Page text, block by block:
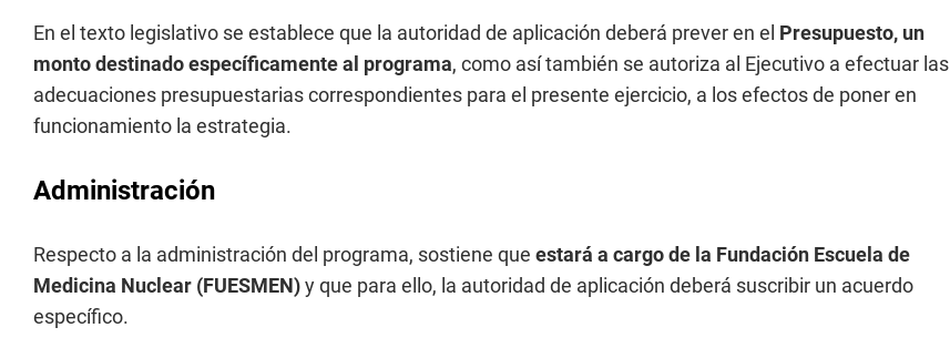
En el texto legislativo se establece que la autoridad de aplicación deberá prever en el Presupuesto, un
monto destinado específicamente al programa, como así también se autoriza al Ejecutivo a efectuar las
adecuaciones presupuestarias correspondientes para el presente ejercicio, a los efectos de poner en
funcionamiento la estrategia.
Administración
Respecto a la administración del programa, sostiene que estará a cargo de la Fundación Escuela de
Medicina Nuclear (FUESMEN)y que para ello, la autoridad de aplicación deberá suscribir un acuerdo
específico.